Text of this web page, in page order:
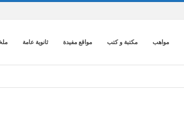
مواهب مكتبة و كتب مواقع مفيدة ثانوية عامة